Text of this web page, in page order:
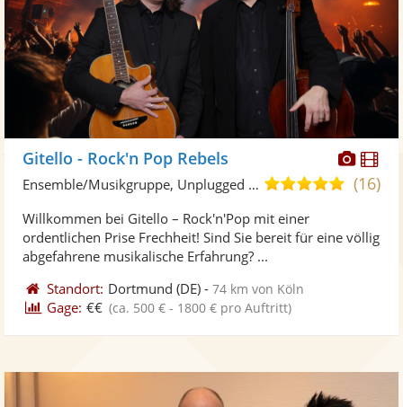
Gitello - Rock'n Pop Rebels
5,0
Sternen
(16)
Ensemble/Musikgruppe, Unplugged Band/Akustik Band
Willkommen bei Gitello – Rock'n'Pop mit einer
ordentlichen Prise Frechheit! Sind Sie bereit für eine völlig
abgefahrene musikalische Erfahrung? ...
Standort: Dortmund (DE) -74 km von Köln
Gage: €€ (ca. 500 € - 1800 € pro Auftritt)